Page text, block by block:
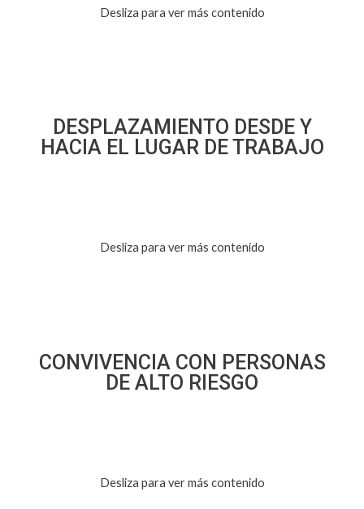
Desliza para ver más contenido
DESPLAZAMIENTO DESDE Y
HACIA EL LUGAR DE TRABAJO
Desliza para ver más contenido
CONVIVENCIA CON PERSONAS
DE ALTO RIESGO
Desliza para ver más contenido